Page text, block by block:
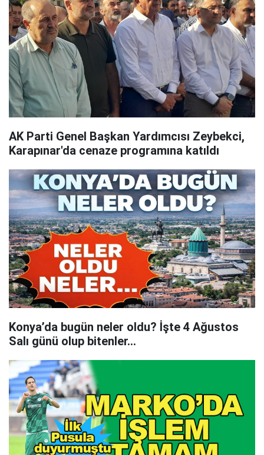
AK Parti Genel Başkan Yardımcısı Zeybekci,
Karapınar'da cenaze programına katıldı
Konya’da bugün neler oldu? İşte 4 Ağustos
Salı günü olup bitenler…